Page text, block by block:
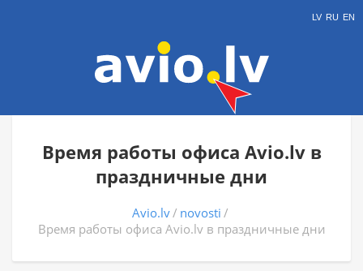
LV RU EN
Время работы офиса Avio.lv в
праздничные дни
Avio.lv
novosti
Время работы офиса Avio.lv в праздничные дни